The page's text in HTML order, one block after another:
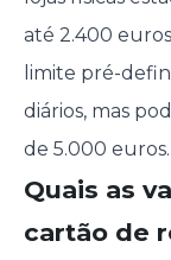
até 2.400
limite pré-
diários, mas
de 5.000 euros.
Quais as
cartão de